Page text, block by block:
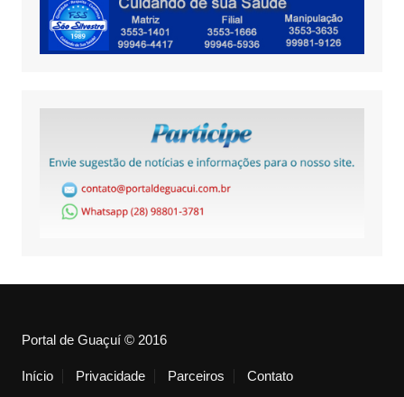
Portal de Guaçuí © 2016
Início Privacidade Parceiros Contato